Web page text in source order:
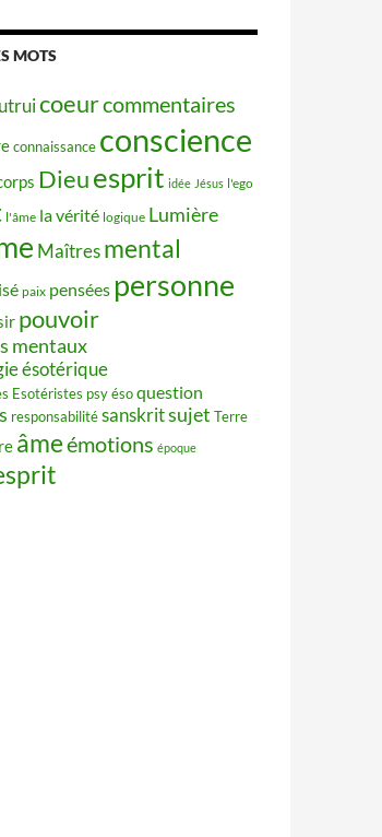
MOTS
coeurcommentaires
connaissance conscience
Dieuesprit idée Jésus l'ego
l'âme la vérité logique Lumière
Maîtres mental
paix pensées personne
pouvoir
mentaux
ésotérique
Esotéristes psy ésoquestion
responsabilitésanskritsujet Terre
âmeémotions époque